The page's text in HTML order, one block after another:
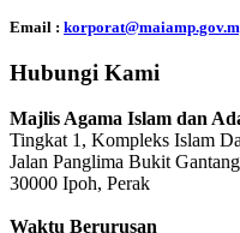
Email :
Hubungi Kami
Majlis Agama Islam dan
Tingkat 1, Kompleks Islam
Jalan Panglima Bukit
30000 Ipoh, Perak
Waktu Berurusan